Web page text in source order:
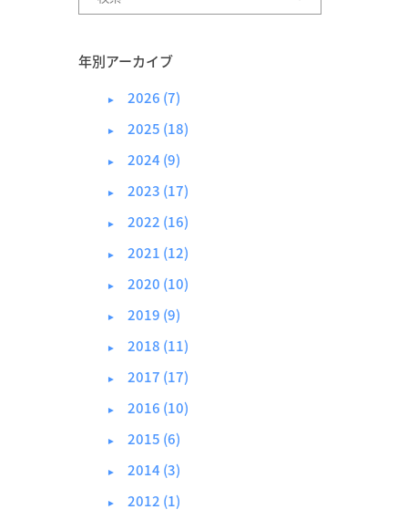
年別アーカイブ
► 2026 (7)
► 2025 (18)
► 2024 (9)
► 2023 (17)
► 2022 (16)
► 2021 (12)
► 2020 (10)
► 2019 (9)
► 2018 (11)
► 2017 (17)
► 2016 (10)
► 2015 (6)
► 2014 (3)
► 2012 (1)